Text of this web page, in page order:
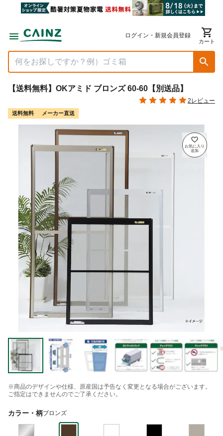
ログイン・新規会員登録
カート
【送料無料】OKアミド ブロンズ 60-60【別送品】
2レビュー
送料無料 メーカー直送
※商品のデザインや仕様、原産国は予告なく変更となる場合がございます。
ご指定はできませんのでご了承ください。
カラー・柄ブロンズ